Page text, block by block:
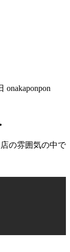
onakaponpon
の雰囲気の中で